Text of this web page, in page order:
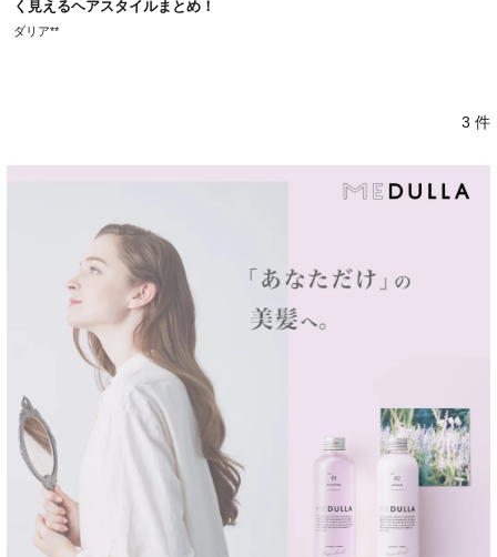
く見えるヘアスタイルまとめ！
ダリア**
3 件